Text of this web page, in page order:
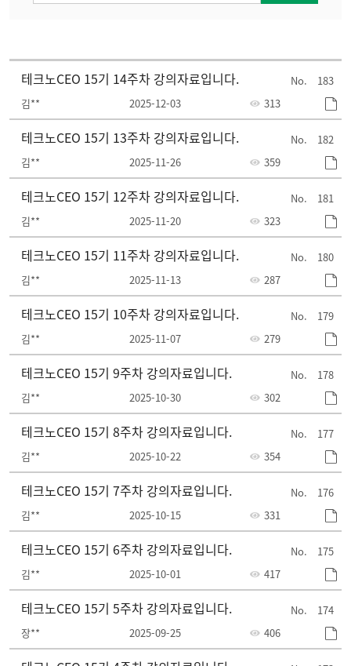
183
테크노CEO 15기 14주차 강의자료입니다.
김** 2025-12-03 313
182
테크노CEO 15기 13주차 강의자료입니다.
김** 2025-11-26 359
181
테크노CEO 15기 12주차 강의자료입니다.
김** 2025-11-20 323
180
테크노CEO 15기 11주차 강의자료입니다.
김** 2025-11-13 287
179
테크노CEO 15기 10주차 강의자료입니다.
김** 2025-11-07 279
178
테크노CEO 15기 9주차 강의자료입니다.
김** 2025-10-30 302
177
테크노CEO 15기 8주차 강의자료입니다.
김** 2025-10-22 354
176
테크노CEO 15기 7주차 강의자료입니다.
김** 2025-10-15 331
175
테크노CEO 15기 6주차 강의자료입니다.
김** 2025-10-01 417
174
테크노CEO 15기 5주차 강의자료입니다.
장** 2025-09-25 406